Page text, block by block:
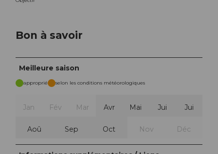
Bon à savoir
Meilleure saison
approprié selon les conditions météorologiques
Jan Fév Mar Avr Mai Jui Jui
Aoû Sep Oct Nov Déc